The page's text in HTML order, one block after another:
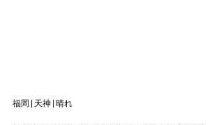
福岡|天神|晴れ